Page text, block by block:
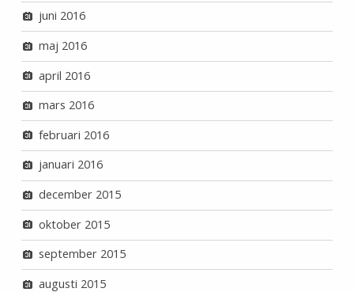
juni 2016
maj 2016
april 2016
mars 2016
februari 2016
januari 2016
december 2015
oktober 2015
september 2015
augusti 2015